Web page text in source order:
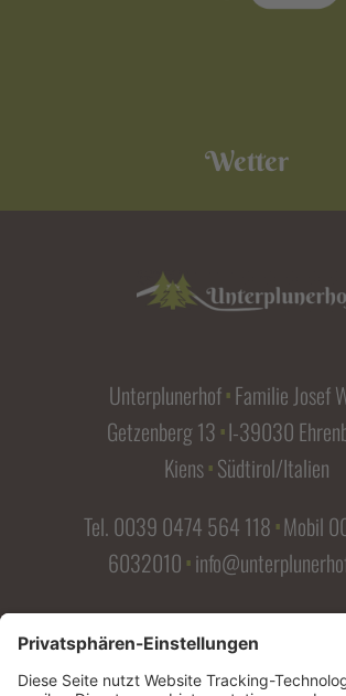
Wetter
Unterplunerhof ∎ Familie Josef
Getzenberg 13 ∎ I-39030
Kiens ∎ Südtirol/Italien
Tel. 0039 0474 564 118 ∎ Mobil
6032010 ∎
